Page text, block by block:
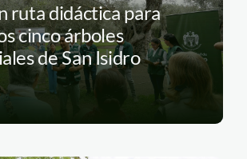
ruta didáctica para
cinco árboles
de San Isidro